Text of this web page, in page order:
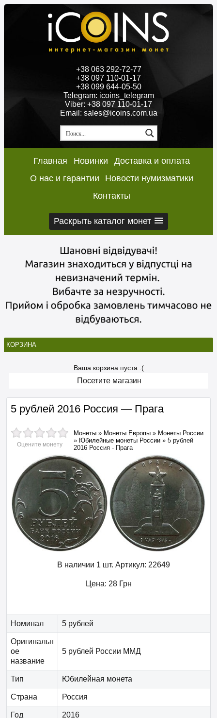
+38 063 292-72-77
+38 097 110-01-17
+38 099 644-05-50
Telegram: icoins_telegram
Viber: +38 097 110-01-17
Email: sales@icoins.com.ua
Главная Новинки
Доставка и оплата
О нас и гарантии
Новости нумизматики
Контакты
Раскрыть каталог монет
КОРЗИНА
Ваша корзина пуста :(
Посетите магазин
5 рублей 2016 Россия — Прага
Оцените монету
Монеты » Монеты Европы » Монеты России
» Юбилейные монеты России » 5 рублей
2016 Россия - Прага
В наличии 1 шт. Артикул: 22649
Цена: 28 Грн
Номинал 5 рублей
Оригинальн
ое
название
5 рублей России ММД
Тип Юбилейная монета
Страна Россия
Год 2016